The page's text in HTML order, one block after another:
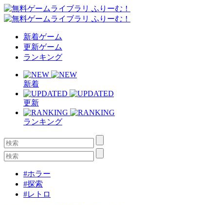
新着ゲーム
更新ゲーム
ランキング
新着
更新
ランキング
#ホラー
#探索
#レトロ